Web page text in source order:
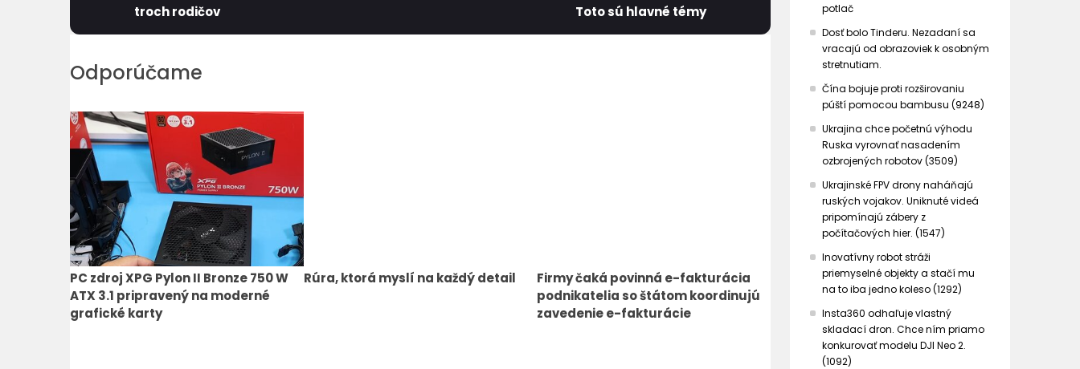
troch rodičov
Toto sú hlavné témy
Odporúčame
PC zdroj XPG Pylon II Bronze 750 W
ATX 3.1 pripravený na moderné
grafické karty
Rúra, ktorá myslí na každý detail
Firmy čaká povinná e-fakturácia
podnikatelia so štátom koordinujú
zavedenie e-fakturácie
potlač
Dosť bolo Tinderu. Nezadaní sa
vracajú od obrazoviek k osobným
stretnutiam.
Čína bojuje proti rozširovaniu
púští pomocou bambusu (9248)
Ukrajina chce početnú výhodu
Ruska vyrovnať nasadením
ozbrojených robotov (3509)
Ukrajinské FPV drony naháňajú
ruských vojakov. Uniknuté videá
pripomínajú zábery z
počítačových hier. (1547)
Inovatívny robot stráži
priemyselné objekty a stačí mu
na to iba jedno koleso (1292)
Insta360 odhaľuje vlastný
skladací dron. Chce ním priamo
konkurovať modelu DJI Neo 2.
(1092)